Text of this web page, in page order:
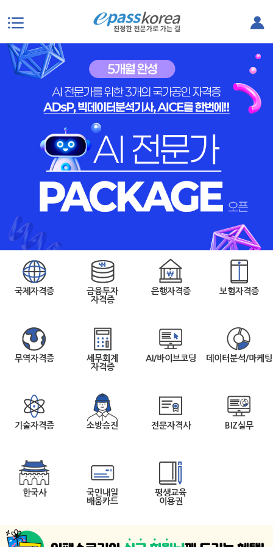
본문으로 바로가기
국제자격증
금융투자
자격증
은행자격증 보험자격증
무역자격증
세무회계
자격증
AI/바이브코딩 데이터분석/마케팅
기술자격증 소방승진 전문자격사 BIZ실무
한국사
국민내일
배움카드
평생교육
이용권